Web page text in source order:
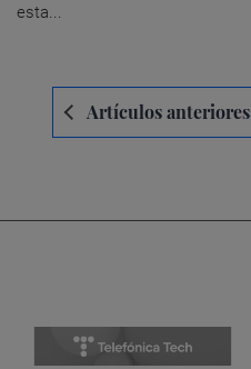
esta...
Navegación
entradas
Artículos anteriores